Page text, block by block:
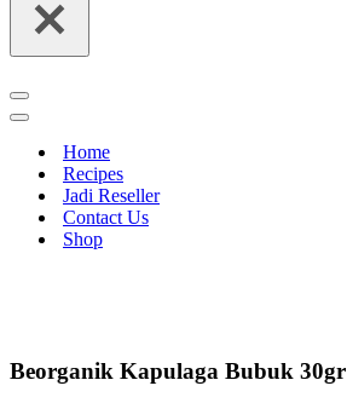
Navigation
Menu
Navigation
Home
Recipes
Jadi Reseller
Contact Us
Shop
Beorganik Kapulaga Bubuk 30gr